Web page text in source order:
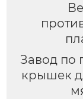
Завод по
крышек